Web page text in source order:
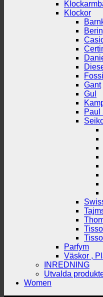
Klockor
Fossil
Gant
Gul
Paul
Parfym
Väskor ,
INREDNING
Utvalda
Women